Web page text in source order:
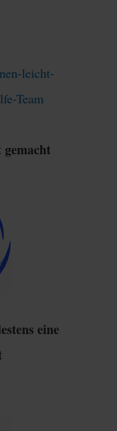
leicht-
Team
eine